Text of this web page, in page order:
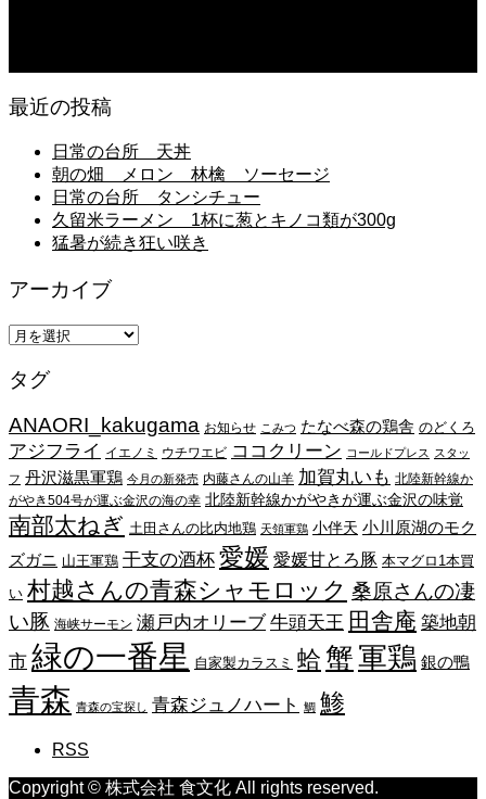
最近の投稿
日常の台所 天丼
朝の畑 メロン 林檎 ソーセージ
日常の台所 タンシチュー
久留米ラーメン 1杯に葱とキノコ類が300g
猛暑が続き狂い咲き
アーカイブ
ア
カ
ブ
タグ
ANAORI_kakugama お知らせ こみつ たなべ森の鶏舎 のどくろ
アジフライ イエノミ ウチワエビ ココクリーン コールドプレス スタッ
フ 丹沢滋黒軍鶏 今月の新発売 内藤さんの山羊 加賀丸いも 北陸新幹線か
がやき504号が運ぶ金沢の海の幸 北陸新幹線かがやきが運ぶ金沢の味覚
南部太ねぎ 土田さんの比内地鶏 天領軍鶏 小伴天 小川原湖のモク
ズガニ 山王軍鶏 干支の酒杯 愛媛 愛媛甘とろ豚 本マグロ1本買
い 村越さんの青森シャモロック 桑原さんの凄
い豚 海峡サーモン 瀬戸内オリーブ 牛頭天王 田舎庵 築地朝
市 緑の一番星 自家製カラスミ 蛤 蟹軍鶏 銀の鴨
青森 青森の宝探し 青森ジュノハート 鯛 鯵
RSS
Copyright © 株式会社 食文化 All rights reserved.